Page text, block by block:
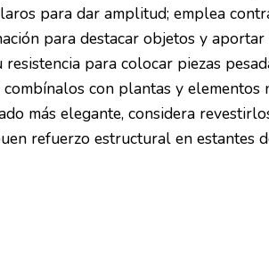
para dar amplitud; emplea
para destacar objetos y aportar
resistencia para colocar piezas
combínalos con plantas y
más elegante, considera
refuerzo estructural en estantes